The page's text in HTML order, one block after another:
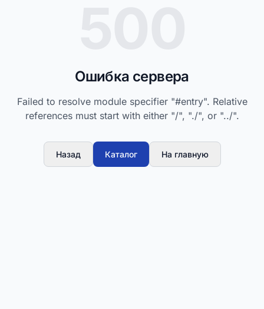
Ошибка сервера
Failed to resolve module specifier "#entry". Relative
references must start with either "/", "./", or "../".
Назад Каталог На главную